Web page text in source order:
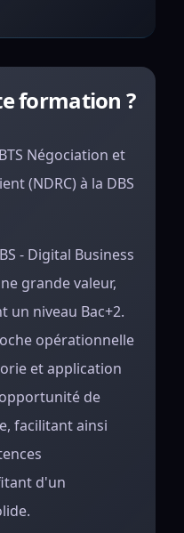
formation ?
Négociation et
(NDRC) à la DBS
- Digital Business
grande valeur,
un niveau Bac+2.
opérationnelle
et application
de
facilitant ainsi
d'un